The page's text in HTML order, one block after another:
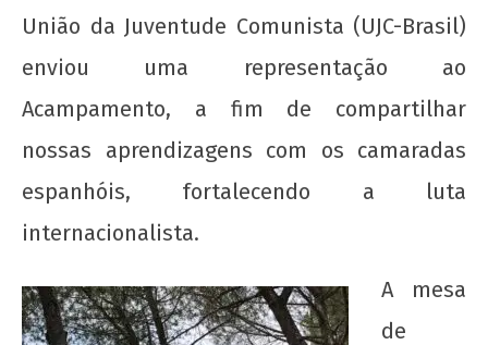
Manifesto de Lançamento da Campanha
Nacional: “1 Real por Cuba”
agosto
de
wp-
União da Juventude Comunista (UJC-Brasil)
enviou uma representação ao
Acampamento, a fim de compartilhar
nossas aprendizagens com os camaradas
espanhóis, fortalecendo a luta
internacionalista.
A mesa
de